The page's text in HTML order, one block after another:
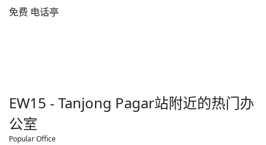
免费 电话亭
EW15 - Tanjong Pagar站附近的热门办
公室
Popular Office